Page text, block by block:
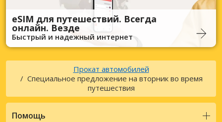
eSIM для путешествий. Всегда
онлайн. Везде
Быстрый и надежный интернет
Прокат автомобилей
Специальное предложение на вторник во время
путешествия
Помощь